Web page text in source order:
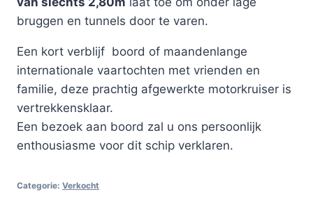
bruggen en tunnels door te varen.
Een kort verblijf boord of maandenlange
internationale vaartochten met vrienden en
familie, deze prachtig afgewerkte motorkruiser is
vertrekkensklaar.
Een bezoek aan boord zal u ons persoonlijk
enthousiasme voor dit schip verklaren.
Categorie: Verkocht